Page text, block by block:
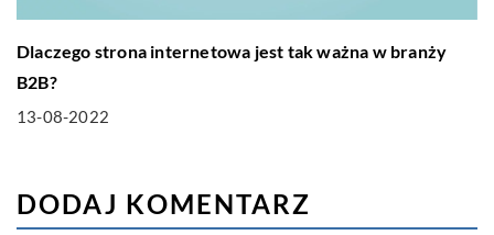
Dlaczego strona internetowa jest tak ważna w branży
B2B?
13-08-2022
DODAJ KOMENTARZ